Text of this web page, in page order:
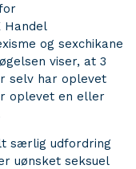
og sexchikane
viser, at 3
selv har oplevet
oplevet en eller
særlig udfordring
uønsket seksuel